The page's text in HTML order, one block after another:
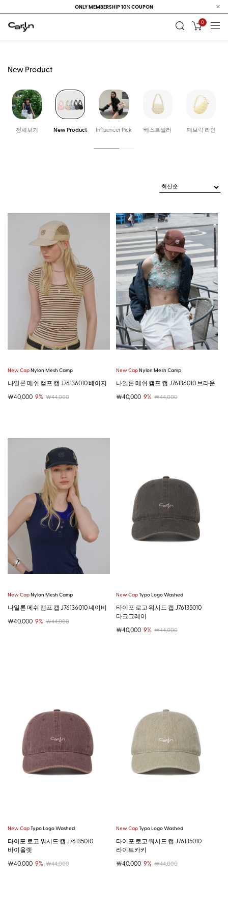
ONLY MEMBERSHIP 10% COUPON
0
New Product
전체보기 New Product Influencer Pick 베스트셀러 패브릭 라인
New CapNylon Mesh Camp
나일론 메쉬 캠프 캡 J76136010 베이지
￦40,000 9% ￦44,000
New CapNylon Mesh Camp
나일론 메쉬 캠프 캡 J76136010 브라운
￦40,000 9% ￦44,000
New CapNylon Mesh Camp
나일론 메쉬 캠프 캡 J76136010 네이비
￦40,000 9% ￦44,000
New CapTypo Logo Washed
타이포 로고 워시드 캡 J76135010
다크그레이
￦40,000 9% ￦44,000
New CapTypo Logo Washed
타이포 로고 워시드 캡 J76135010
바이올렛
￦40,000 9% ￦44,000
New CapTypo Logo Washed
타이포 로고 워시드 캡 J76135010
라이트카키
￦40,000 9% ￦44,000